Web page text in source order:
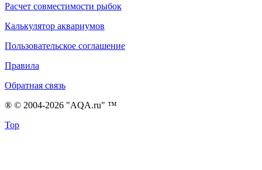
Расчет совместимости рыбок
Калькулятор аквариумов
Пользовательское соглашение
Правила
Обратная связь
® © 2004-2026 "AQA.ru" ™
Top